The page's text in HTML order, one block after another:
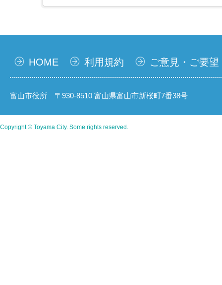
HOME 利用規約 ご意見・ご要望
富山市役所 〒930-8510 富山県富山市新桜町7番38号
Copyright © Toyama City. Some rights reserved.